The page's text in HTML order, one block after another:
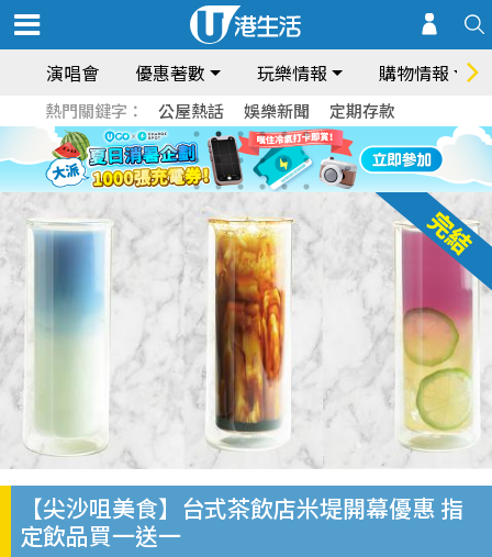
演唱會 優惠著數 玩樂情報 購物情報
熱門關鍵字： 公屋熱話 娛樂新聞 定期存款
【尖沙咀美食】台式茶飲店米堤開幕優惠 指
定飲品買一送一